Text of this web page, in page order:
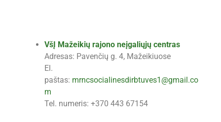
VšĮ Mažeikių rajono neįgaliųjų centras
Adresas: Pavenčių g. 4, Mažeikiuose
El.
paštas: mrncsocialinesdirbtuves1@gmail.co
m
Tel. numeris: +370 443 67154